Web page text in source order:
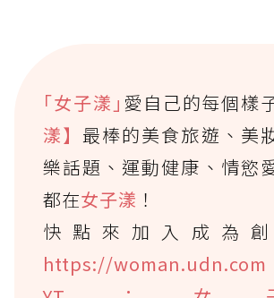
｢女子漾｣ 愛自己的每個樣
漾】 最棒的美食旅遊、美
樂話題、運動健康、情慾
都在女子漾 ！
快點來加入成為創
https://woman.udn.com